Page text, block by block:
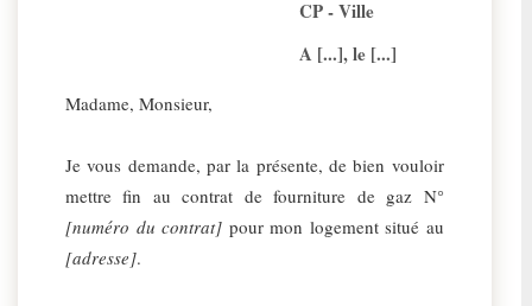
CP - Ville
A [...], le [...]
Madame, Monsieur,
Je vous demande, par la présente, de bien vouloir
mettre fin au contrat de fourniture de gaz N°
[numéro du contrat] pour mon logement situé au
[adresse].